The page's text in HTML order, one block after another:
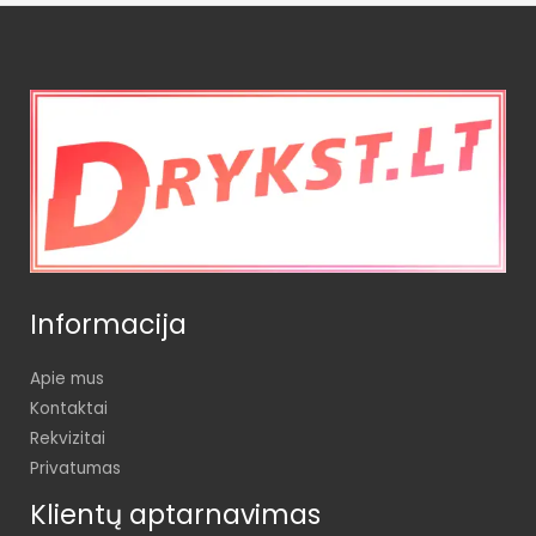
Informacija
Apie mus
Kontaktai
Rekvizitai
Privatumas
Klientų aptarnavimas